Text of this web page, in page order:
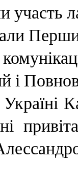
участь
і